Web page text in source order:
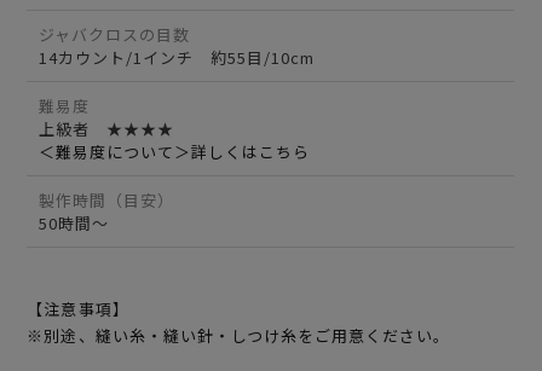
ジャバクロスの目数
14カウント/1インチ 約55目/10cm
難易度
上級者 ★★★★
＜難易度について＞詳しくはこちら
製作時間（目安）
50時間～
【注意事項】
※別途、縫い糸・縫い針・しつけ糸をご用意ください。